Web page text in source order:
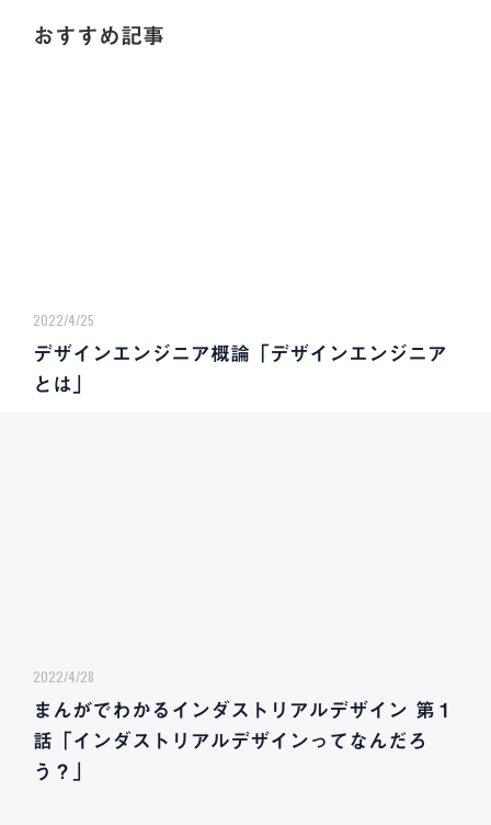
おすすめ記事
2022/4/25
デザインエンジニア概論「デザインエンジニア
とは」
2022/4/28
まんがでわかるインダストリアルデザイン 第１
話「インダストリアルデザインってなんだろ
う？」